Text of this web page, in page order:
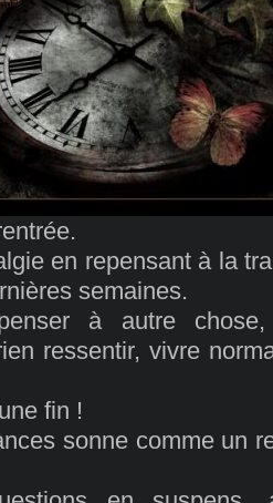
en repensant à la
semaines.
à autre
ressentir, vivre
fin !
sonne comme un